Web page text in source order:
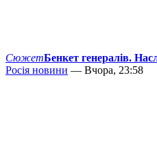
СюжетБенкет генералів.
Росія новини — Вчора, 23:58